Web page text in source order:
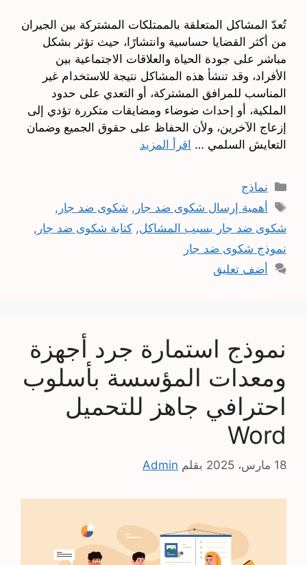
تُعدّ المشاكل المتعلقة بالممتلكات المشتركة بين الجيران
من أكثر القضايا حساسية وانتشارًا، حيث تؤثر بشكل
مباشر على جودة الحياة والعلاقات الاجتماعية بين
الأفراد، وقد تنشأ هذه المشاكل نتيجة للاستخدام غير
المناسب للمرافق المشتركة، أو التعدي على حدود
الملكية، أو إحداث ضوضاء ومضايقات متكررة تؤدي إلى
إزعاج الآخرين، ولأن الحفاظ على حقوق الجميع وضمان
التعايش السلمي … اقرأ المزيد
التصنيفات
نماذج
الوسوم
أهمية إرسال شكوى ضد جار , شكوى ضد جار ,
شكوى ضد جار بسبب المشاكل, كتابة شكوى ضد جار ,
نموذج شكوى ضد جار
أضف تعليق
نموذج استمارة جرد أجهزة
ومعدات المؤسسة بأسلوب
احترافي جاهز للتحميل
Word
18 مارس، 2025 بقلم Admin